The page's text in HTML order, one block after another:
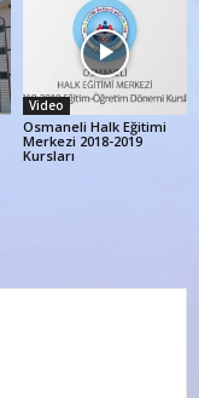
Video
Osmaneli Halk Eğitimi
Merkezi 2018-2019
Kursları